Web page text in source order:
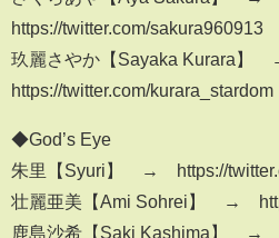
https://twitter.com/sakura960913
玖麗さやか【Sayaka Kurara
https://twitter.com/kurara_stardom
◆God’s Eye
朱里【Syuri】 → https://
壮麗亜美【Ami Sohrei】 →
鹿島沙希【Saki Kashima】 →